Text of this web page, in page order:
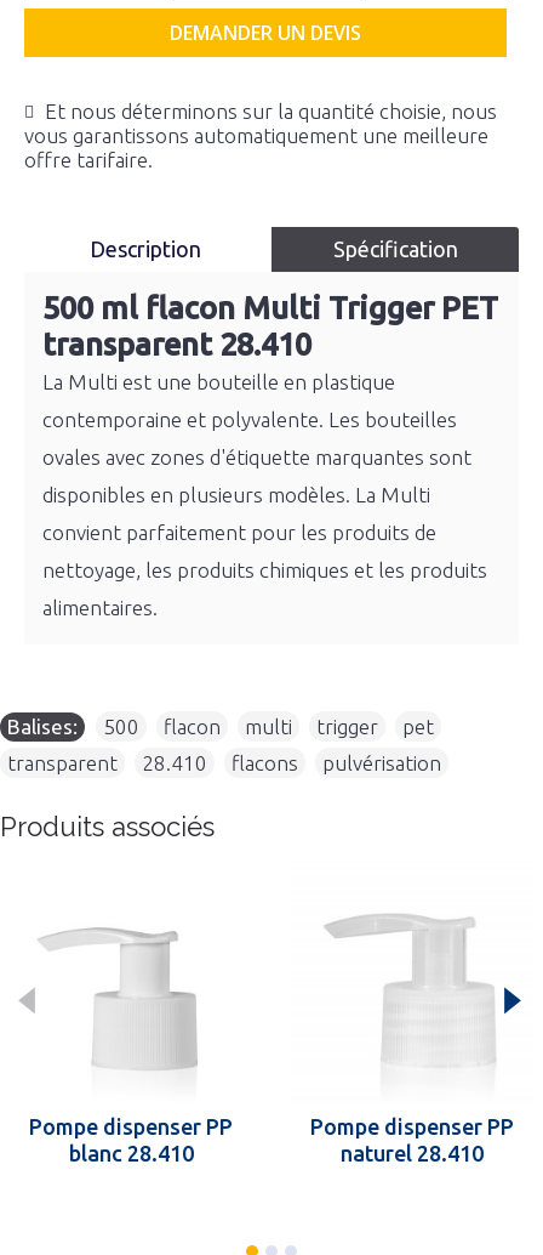
DEMANDER UN DEVIS
Et nous déterminons sur la quantité choisie, nous
vous garantissons automatiquement une meilleure
offre tarifaire.
Description Spécification
500 ml flacon Multi Trigger PET
transparent 28.410
La Multi est une bouteille en plastique
contemporaine et polyvalente. Les bouteilles
ovales avec zones d'étiquette marquantes sont
disponibles en plusieurs modèles. La Multi
convient parfaitement pour les produits de
nettoyage, les produits chimiques et les produits
alimentaires.
Balises: 500 flacon multi trigger pet
transparent
28.410 flacons pulvérisation
Produits associés
Pompe dispenser PP
blanc 28.410
Pompe dispenser PP
naturel 28.410